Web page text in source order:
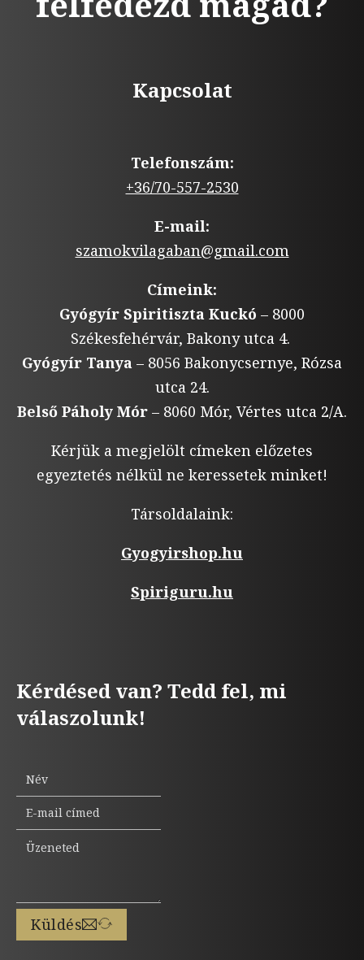
Kapcsolat
Telefonszám:
+36/70-557-2530
E-mail:
szamokvilagaban@gmail.com
Címeink:
Gyógyír Spiritiszta Kuckó – 8000
Székesfehérvár, Bakony utca 4.
Gyógyír Tanya – 8056 Bakonycsernye, Rózsa
utca 24.
Belső Páholy Mór – 8060 Mór, Vértes utca 2/A.
Kérjük a megjelölt címeken előzetes
egyeztetés nélkül ne keressetek minket!
Társoldalaink:
Gyogyirshop.hu
Spiriguru.hu
Kérdésed van? Tedd fel, mi
válaszolunk!
Küldés